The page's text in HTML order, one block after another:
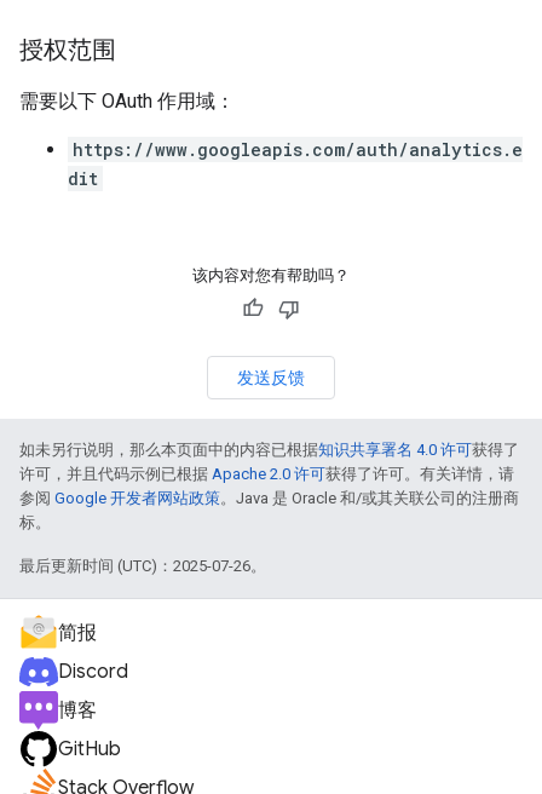
授权范围
需要以下 OAuth 作用域：
https://www.googleapis.com/auth/analytics.e
dit
该内容对您有帮助吗？
发送反馈
如未另行说明，那么本页面中的内容已根据知识共享署名 4.0 许可获得了
许可，并且代码示例已根据 Apache 2.0 许可获得了许可。有关详情，请
参阅 Google 开发者网站政策。Java 是 Oracle 和/或其关联公司的注册商
标。
最后更新时间 (UTC)：2025-07-26。
简报
Discord
博客
GitHub
Stack Overflow